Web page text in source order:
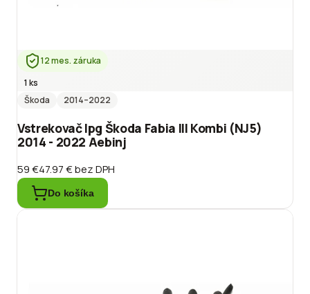
12 mes. záruka
1 ks
Škoda
2014–2022
Vstrekovač lpg Škoda Fabia III Kombi (NJ5)
2014 - 2022 Aebinj
59 €47.97 €bez DPH
Do košíka